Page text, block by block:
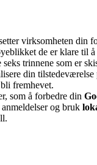
virksomheten din
de er klare til å
trinnene som er
din tilstedeværelse
fremhevet.
som å forbedre din
og bruk